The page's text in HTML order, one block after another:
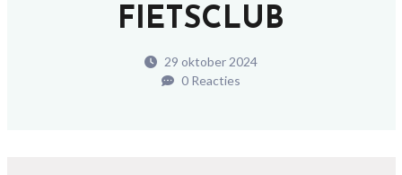
FIETSCLUB
29 oktober 2024
0 Reacties